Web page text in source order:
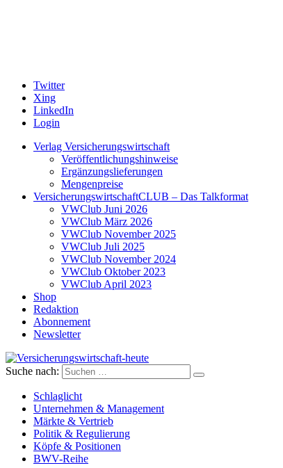
Twitter
Xing
LinkedIn
Login
Verlag Versicherungswirtschaft
Veröffentlichungshinweise
Ergänzungslieferungen
Mengenpreise
VersicherungswirtschaftCLUB – Das Talkformat
VWClub Juni 2026
VWClub März 2026
VWClub November 2025
VWClub Juli 2025
VWClub November 2024
VWClub Oktober 2023
VWClub April 2023
Shop
Redaktion
Abonnement
Newsletter
Versicherungswirtschaft-heute
Suche nach:
Schlaglicht
Unternehmen & Management
Märkte & Vertrieb
Politik & Regulierung
Köpfe & Positionen
BWV-Reihe